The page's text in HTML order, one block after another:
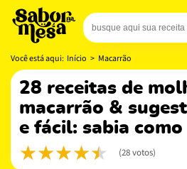
Você está aqui: Início > Macarrão
28 receitas de molho para
macarrão &
e fácil: sabia
(28 votos)